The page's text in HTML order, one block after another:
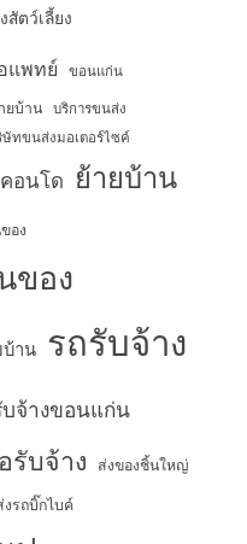
สัตว์เลี้ยง
แพทย์ ขอนแก่น
ยบ้าน บริการขนส่ง
ษัทขนส่งมอเตอร์ไซค์
อนโด ย้ายบ้าน
อง
ของ
บ้าน รถรับจ้าง
บจ้างขอนแก่น
รับจ้าง ส่งของชิ้นใหญ่
งรถบิ๊กไบค์